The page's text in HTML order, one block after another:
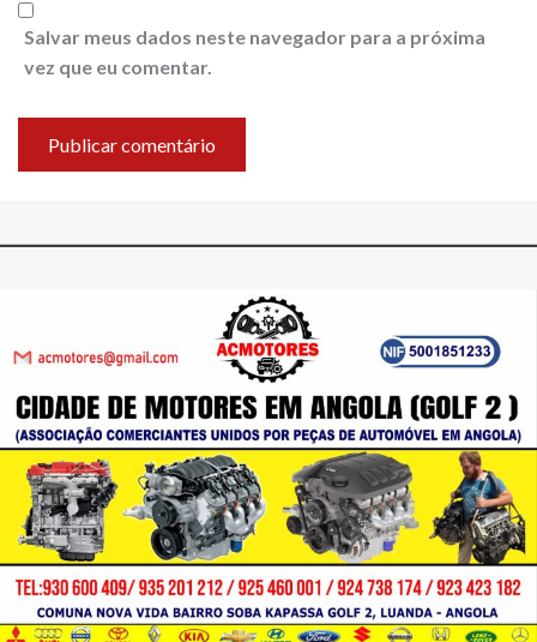
Salvar meus dados neste navegador para a próxima
vez que eu comentar.